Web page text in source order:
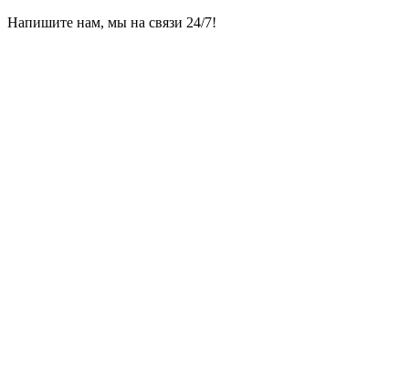
Напишите нам, мы на связи 24/7!